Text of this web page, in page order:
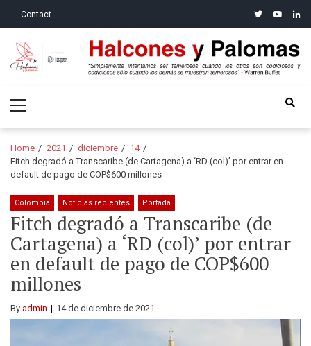
Contact twitteryoutube
Halcones y Palomas
Menu
Home 2021 diciembre
14
Fitch degradó a Transcaribe (de Cartagena) a ‘RD (col)’ por entrar en
default de pago de COP$600 millones
Colombia Noticias recientes Portada
Fitch degradó a Transcaribe (de
Cartagena) a ‘RD (col)’ por entrar
en default de pago de COP$600
millones
By admin 14 de diciembre de 2021